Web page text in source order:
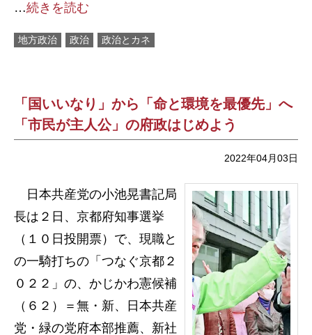
…続きを読む
地方政治 政治 政治とカネ
「国いいなり」から「命と環境を最優先」へ
「市民が主人公」の府政はじめよう
2022年04月03日
日本共産党の小池晃書記局
長は２日、京都府知事選挙
（１０日投開票）で、現職と
の一騎打ちの「つなぐ京都２
０２２」の、かじかわ憲候補
（６２）＝無・新、日本共産
党・緑の党府本部推薦、新社